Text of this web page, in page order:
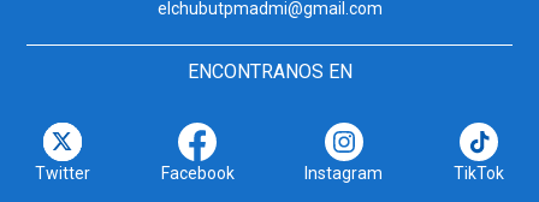
elchubutpmadmi@gmail.com
ENCONTRANOS EN
Twitter Facebook Instagram TikTok